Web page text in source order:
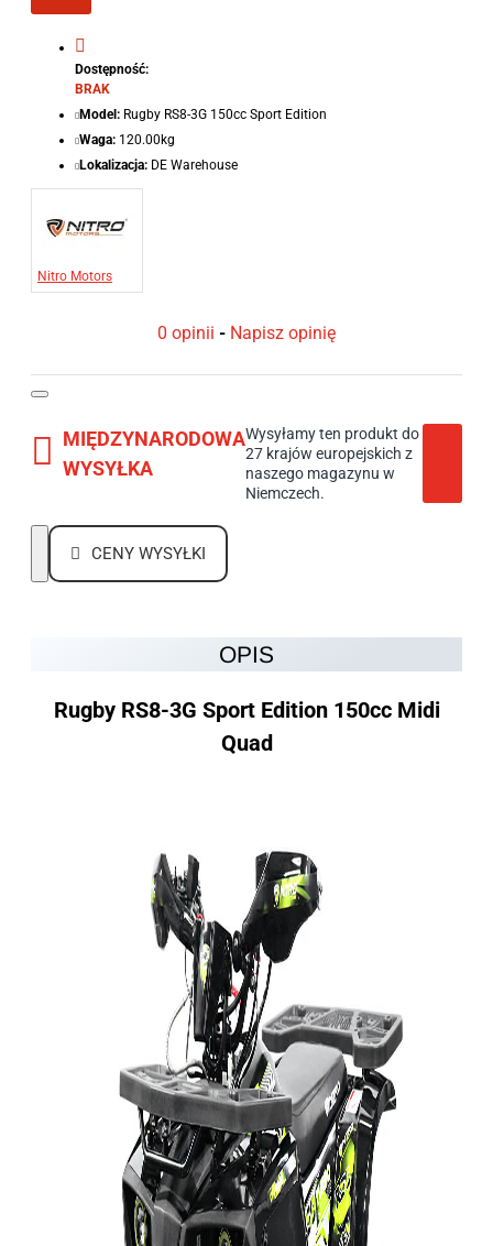
Dostępność:
BRAK
Model: Rugby RS8-3G 150cc Sport Edition
Waga: 120.00kg
Lokalizacja: DE Warehouse
Nitro Motors
0 opinii - Napisz opinię
MIĘDZYNARODOWA
WYSYŁKA
Wysyłamy ten produkt do
27 krajów europejskich z
naszego magazynu w
Niemczech.
CENY WYSYŁKI
OPIS
Rugby RS8-3G Sport Edition 150cc Midi
Quad